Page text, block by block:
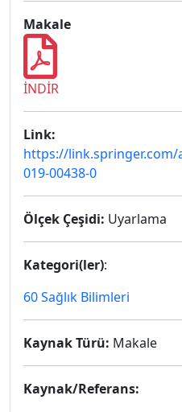
Makale
İNDİR
Link:
https://link.springer.com/
019-00438-0
Ölçek Çeşidi: Uyarlama
Kategori(ler):
60 Sağlık Bilimleri
Kaynak Türü: Makale
Kaynak/Referans: